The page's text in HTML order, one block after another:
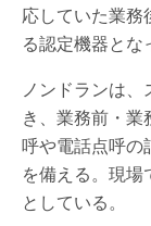
応していた業務
る認定機器とな
ノンドランは
き、業務前・
呼や電話点呼の
を備える。現
としている。